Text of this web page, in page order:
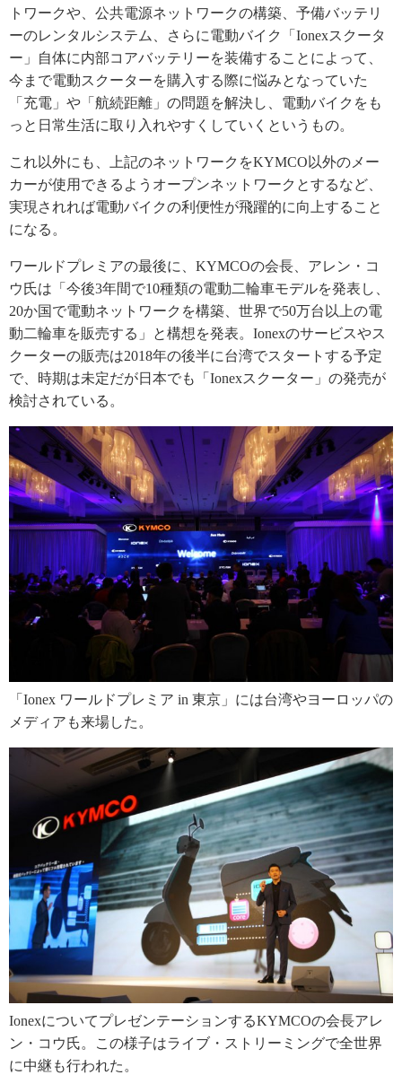
トワークや、公共電源ネットワークの構築、予備バッテリ
ーのレンタルシステム、さらに電動バイク「Ionexスクータ
ー」自体に内部コアバッテリーを装備することによって、
今まで電動スクーターを購入する際に悩みとなっていた
「充電」や「航続距離」の問題を解決し、電動バイクをも
っと日常生活に取り入れやすくしていくというもの。
これ以外にも、上記のネットワークをKYMCO以外のメー
カーが使用できるようオープンネットワークとするなど、
実現されれば電動バイクの利便性が飛躍的に向上すること
になる。
ワールドプレミアの最後に、KYMCOの会長、アレン・コ
ウ氏は「今後3年間で10種類の電動二輪車モデルを発表し、
20か国で電動ネットワークを構築、世界で50万台以上の電
動二輪車を販売する」と構想を発表。Ionexのサービスやス
クーターの販売は2018年の後半に台湾でスタートする予定
で、時期は未定だが日本でも「Ionexスクーター」の発売が
検討されている。
「Ionex ワールドプレミア in 東京」には台湾やヨーロッパの
メディアも来場した。
IonexについてプレゼンテーションするKYMCOの会長アレ
ン・コウ氏。この様子はライブ・ストリーミングで全世界
に中継も行われた。